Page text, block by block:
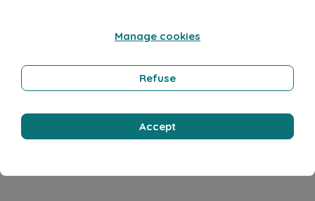
Manage cookies
Refuse
Accept